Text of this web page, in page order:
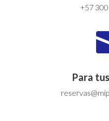
+57
Para